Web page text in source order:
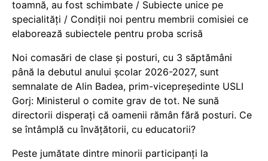
toamnă, au fost schimbate / Subiecte unice pe
specialități / Condiții noi pentru membrii comisiei ce
elaborează subiectele pentru proba scrisă
Noi comasări de clase și posturi, cu 3 săptămâni
până la debutul anului școlar 2026-2027, sunt
semnalate de Alin Badea, prim-vicepreședinte USLI
Gorj: Ministerul o comite grav de tot. Ne sună
directorii disperați că oamenii rămân fără posturi. Ce
se întâmplă cu învățătorii, cu educatorii?
Peste jumătate dintre minorii participanți la